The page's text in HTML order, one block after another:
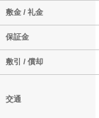
敷金 / 礼金
保証金
敷引 / 償却
交通